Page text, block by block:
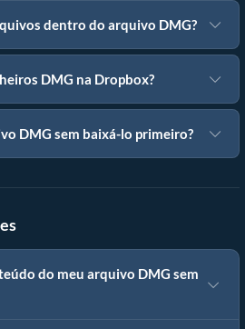
dentro do arquivo DMG?
DMG na Dropbox?
DMG sem baixá-lo primeiro?
do meu arquivo DMG sem